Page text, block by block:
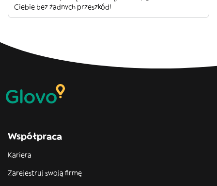
Ciebie bez żadnych przeszkód!
Współpraca
Kariera
Zarejestruj swoją firmę